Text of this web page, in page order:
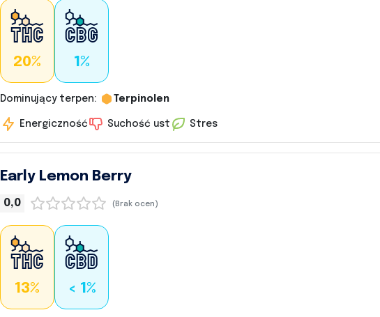
20% 1%
Dominujący terpen: Terpinolen
Energiczność Suchość ust Stres
Early Lemon Berry
0,0 (Brak ocen)
13% < 1%